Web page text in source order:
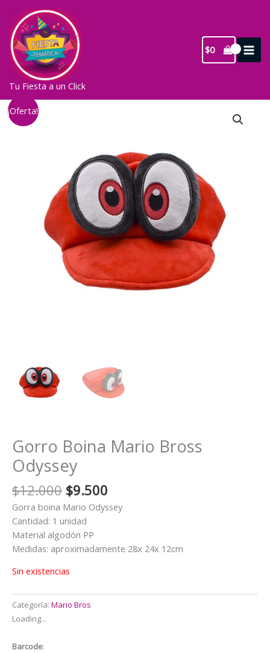
contenido
Tu Fiesta a un Click
$0
¡Oferta!
Gorro Boina Mario Bross
Odyssey
$12.000 El
precio
original
era:
$12.000.
$9.500
precio
actual
$9.500.
Gorra boina Mario Odyssey
Cantidad: 1 unidad
Material algodón PP
Medidas: aproximadamente 28x 24x 12cm
Sin existencias
Categoría: Mario Bros
Loading...
Barcode: